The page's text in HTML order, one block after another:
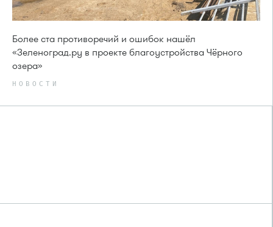
Более ста противоречий и ошибок нашёл
«Зеленоград.ру в проекте благоустройства Чёрного
озера»
НОВОСТИ